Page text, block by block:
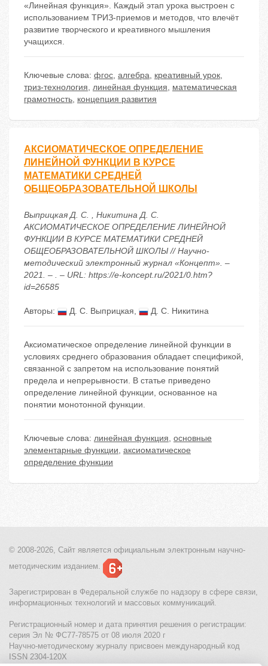
«Линейная функция». Каждый этап урока выстроен с
использованием ТРИЗ-приемов и методов, что влечёт
развитие творческого и креативного мышления
учащихся.
Ключевые слова: фгос, алгебра, креативный урок,
триз-технология, линейная функция, математическая
грамотность, концепция развития
АКСИОМАТИЧЕСКОЕ ОПРЕДЕЛЕНИЕ
ЛИНЕЙНОЙ ФУНКЦИИ В КУРСЕ
МАТЕМАТИКИ СРЕДНЕЙ
ОБЩЕОБРАЗОВАТЕЛЬНОЙ ШКОЛЫ
Выприцкая Д. С. , Никитина Д. С.
АКСИОМАТИЧЕСКОЕ ОПРЕДЕЛЕНИЕ ЛИНЕЙНОЙ
ФУНКЦИИ В КУРСЕ МАТЕМАТИКИ СРЕДНЕЙ
ОБЩЕОБРАЗОВАТЕЛЬНОЙ ШКОЛЫ // Научно-
методический электронный журнал «Концепт». –
2021. – . – URL: https://e-koncept.ru/2021/0.htm?
id=26585
Авторы: Д. С. Выприцкая, Д. С. Никитина
Аксиоматическое определение линейной функции в
условиях среднего образования обладает спецификой,
связанной с запретом на использование понятий
предела и непрерывности. В статье приведено
определение линейной функции, основанное на
понятии монотонной функции.
Ключевые слова: линейная функция, основные
элементарные функции, аксиоматическое
определение функции
© 2008-2026, Сайт является официальным электронным научно-
методическим изданием.
Зарегистрирован в Федеральной службе по надзору в сфере связи,
информационных технологий и массовых коммуникаций.
Регистрационный номер и дата принятия решения о регистрации:
серия Эл № ФС77-78575 от 08 июля 2020 г
Научно-методическому журналу присвоен международный код
ISSN 2304-120X